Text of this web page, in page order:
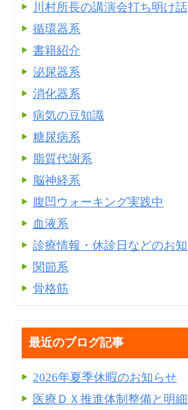
川村所長の講演会打ち明け話
循環器系
書籍紹介
泌尿器系
消化器系
病気の豆知識
糖尿病系
脂質代謝系
脳神経系
腹凹ウォーキング実践中
血液系
診療情報・休診日などのお
関節系
骨格筋
最近のブログ記事
2026年夏季休暇のお知らせ
医療ＤＸ推進体制整備と明